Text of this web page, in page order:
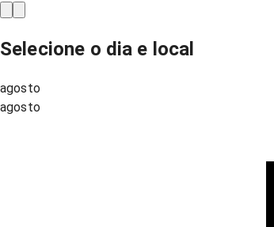
Selecione o dia e local
agosto
agosto